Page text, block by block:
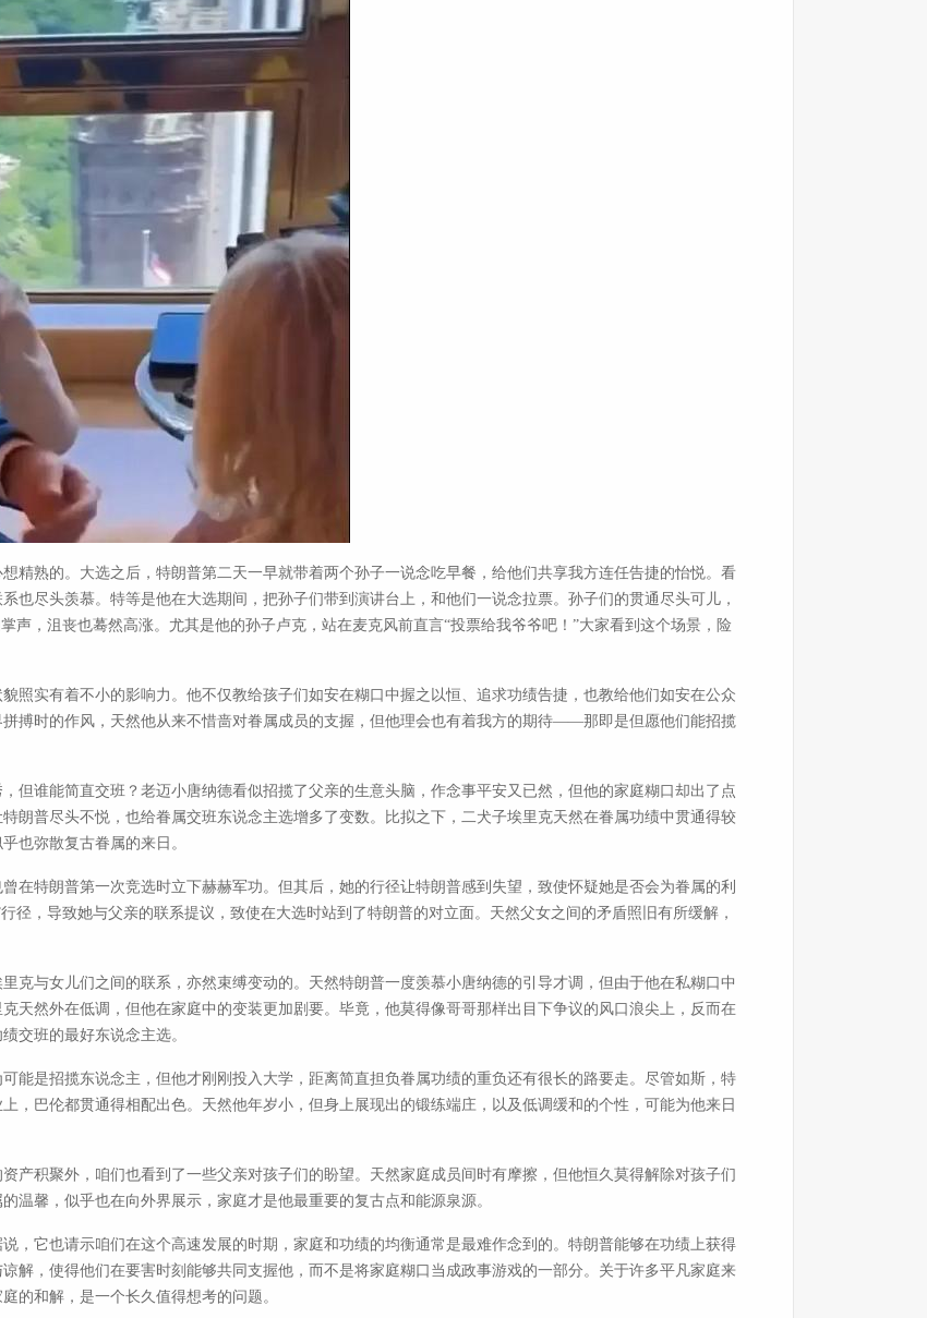
精熟的。大选之后，特朗普第二天一早就带着两个孙子一说念吃早餐，给他们共享我方连任告捷的怡悦。看
也尽头羡慕。特等是他在大选期间，把孙子们带到演讲台上，和他们一说念拉票。孙子们的贯通尽头可儿，
声，沮丧也蓦然高涨。尤其是他的孙子卢克，站在麦克风前直言“投票给我爷爷吧！”大家看到这个场景，险
照实有着不小的影响力。他不仅教给孩子们如安在糊口中握之以恒、追求功绩告捷，也教给他们如安在公众
搏时的作风，天然他从来不惜啬对眷属成员的支握，但他理会也有着我方的期待——那即是但愿他们能招揽
但谁能简直交班？老迈小唐纳德看似招揽了父亲的生意头脑，作念事平安又已然，但他的家庭糊口却出了点
朗普尽头不悦，也给眷属交班东说念主选增多了变数。比拟之下，二犬子埃里克天然在眷属功绩中贯通得较
也弥散复古眷属的来日。
在特朗普第一次竞选时立下赫赫军功。但其后，她的行径让特朗普感到失望，致使怀疑她是否会为眷属的利
径，导致她与父亲的联系提议，致使在大选时站到了特朗普的对立面。天然父女之间的矛盾照旧有所缓解，
克与女儿们之间的联系，亦然束缚变动的。天然特朗普一度羡慕小唐纳德的引导才调，但由于他在私糊口中
天然外在低调，但他在家庭中的变装更加剧要。毕竟，他莫得像哥哥那样出目下争议的风口浪尖上，反而在
交班的最好东说念主选。
能是招揽东说念主，但他才刚刚投入大学，距离简直担负眷属功绩的重负还有很长的路要走。尽管如斯，特
，巴伦都贯通得相配出色。天然他年岁小，但身上展现出的锻练端庄，以及低调缓和的个性，可能为他来日
产积聚外，咱们也看到了一些父亲对孩子们的盼望。天然家庭成员间时有摩擦，但他恒久莫得解除对孩子们
温馨，似乎也在向外界展示，家庭才是他最重要的复古点和能源泉源。
，它也请示咱们在这个高速发展的时期，家庭和功绩的均衡通常是最难作念到的。特朗普能够在功绩上获得
解，使得他们在要害时刻能够共同支握他，而不是将家庭糊口当成政事游戏的一部分。关于许多平凡家庭来
的和解，是一个长久值得想考的问题。